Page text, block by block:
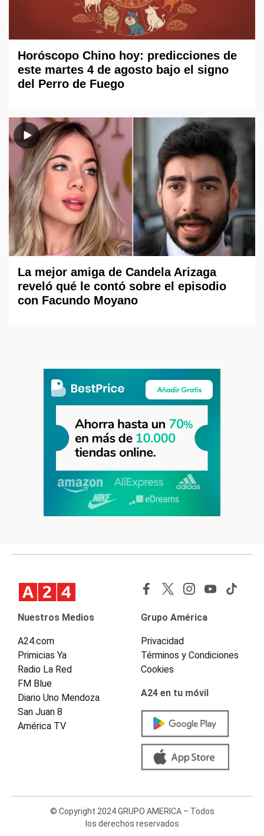
Horóscopo Chino hoy: predicciones de
este martes 4 de agosto bajo el signo
del Perro de Fuego
La mejor amiga de Candela Arizaga
reveló qué le contó sobre el episodio
con Facundo Moyano
Nuestros Medios
A24.com
Primicias Ya
Radio La Red
FM Blue
Diario Uno Mendoza
San Juan 8
América TV
Grupo América
Privacidad
Términos y Condiciones
Cookies
A24 en tu móvil
© Copyright 2024 GRUPO AMERICA – Todos
los derechos reservados